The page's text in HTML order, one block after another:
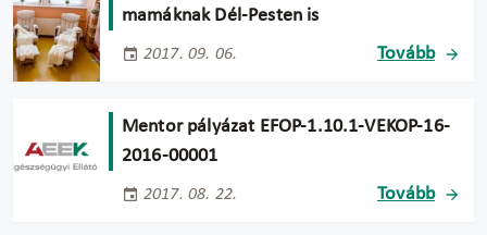
mamáknak Dél-Pesten is
2017. 09. 06. Tovább
Mentor pályázat EFOP-1.10.1-VEKOP-16-
2016-00001
2017. 08. 22. Tovább